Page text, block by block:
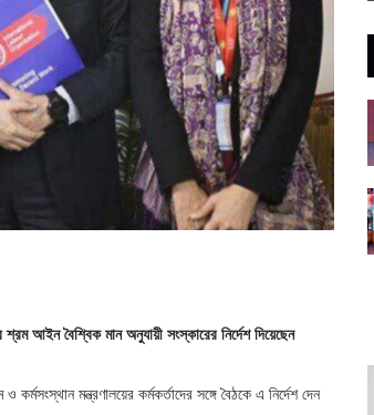
আইন বৈশ্বিক মান অনুযায়ী সংস্কারের নির্দেশ দিয়েছেন
মন্ত্রণালয়ের কর্মকর্তাদের সঙ্গে বৈঠকে এ নির্দেশ দেন